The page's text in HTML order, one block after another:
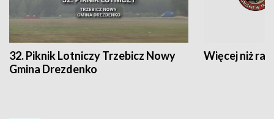
32. Piknik Lotniczy Trzebicz Nowy
Gmina Drezdenko
Więcej niż rajd